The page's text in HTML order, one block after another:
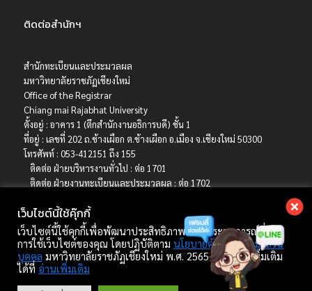
ติดต่อสำนักฯ
สำนักทะเบียนและประมวลผล
มหาวิทยาลัยราชภัฏเชียงใหม่
Office of the Registrar
Chiang mai Rajabhat University
ตั้งอยู่ : อาคาร 1 (ตึกสำนักงานอธิการบดี) ชั้น 1
ที่อยู่ : เลขที่ 202 ถ.ช้างเผือก ต.ช้างเผือก อ.เมือง จ.เชียงใหม่ 50300
โทรศัพท์ : 053-412151 ถึง 155
ติดต่อ ฝ่ายบริหารงานทั่วไป : ต่อ 1701
ติดต่อ ฝ่ายงานทะเบียนและประมวลผล : ต่อ 1702
ติดต่อ ฝ่ายรับเข้าศึกษา : ต่อ 1704
เบอร์มือถือ : 06-4786-8392
E-mail : registrar@cmru.ac.th
Copyright © 2022 สำนักทะเบียนและประมวลผล มหาวิทยาลัยราชภัฏเชียงใหม่.
เว็บไซต์นี้ใช้คุ๊กกี้
เว็บไซต์นี้ใช้คุกกี้เพื่อพัฒนาประสิทธิภาพ และประสบการณ์ที่ดีใน
การใช้เว็บไซต์ของคุณ โดยปฏิบัติตาม นโยบายคุ้มครองข้อมูลส่วน
บุคคล มหาวิทยาลัยราชภัฏเชียงใหม่ พ.ศ. 2565 ศึกษาเพิ่มเติม
ได้ที่ อ่านเพิ่มเติม